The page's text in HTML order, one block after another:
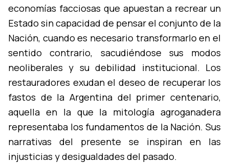
economí­as facciosas que apuestan a recrear un
Estado sin capacidad de pensar el conjunto de la
Nación, cuando es necesario transformarlo en el
sentido contrario, sacudiéndose sus modos
neoliberales y su debilidad institucional. Los
restauradores exudan el deseo de recuperar los
fastos de la Argentina del primer centenario,
aquella en la que la mitologí­a agroganadera
representaba los fundamentos de la Nación. Sus
narrativas del presente se inspiran en las
injusticias y desigualdades del pasado.